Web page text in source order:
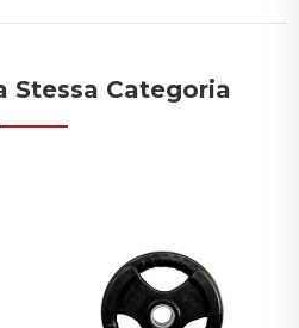
Stessa Categoria